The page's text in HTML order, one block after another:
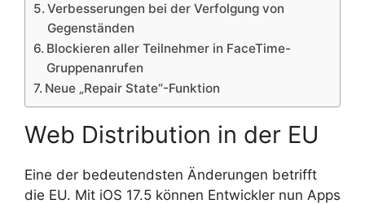
Verbesserungen bei der Verfolgung von
Gegenständen
Blockieren aller Teilnehmer in FaceTime-
Gruppenanrufen
Neue „Repair State“-Funktion
Web Distribution in der EU
Eine der bedeutendsten Änderungen betrifft
die EU. Mit iOS 17.5 können Entwickler nun Apps